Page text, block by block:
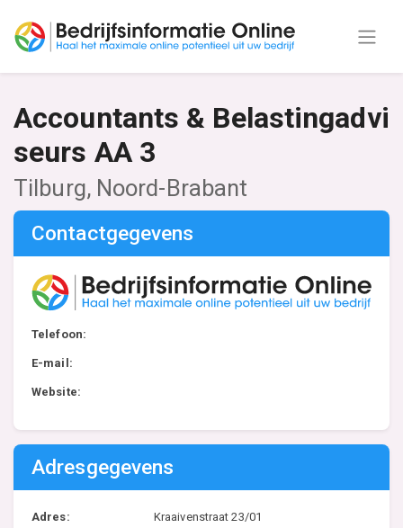
Accountants & Belastingadvi
seurs AA 3
Tilburg, Noord-Brabant
Contactgegevens
Telefoon:
E-mail:
Website:
Adresgegevens
Adres: Kraaivenstraat 23/01